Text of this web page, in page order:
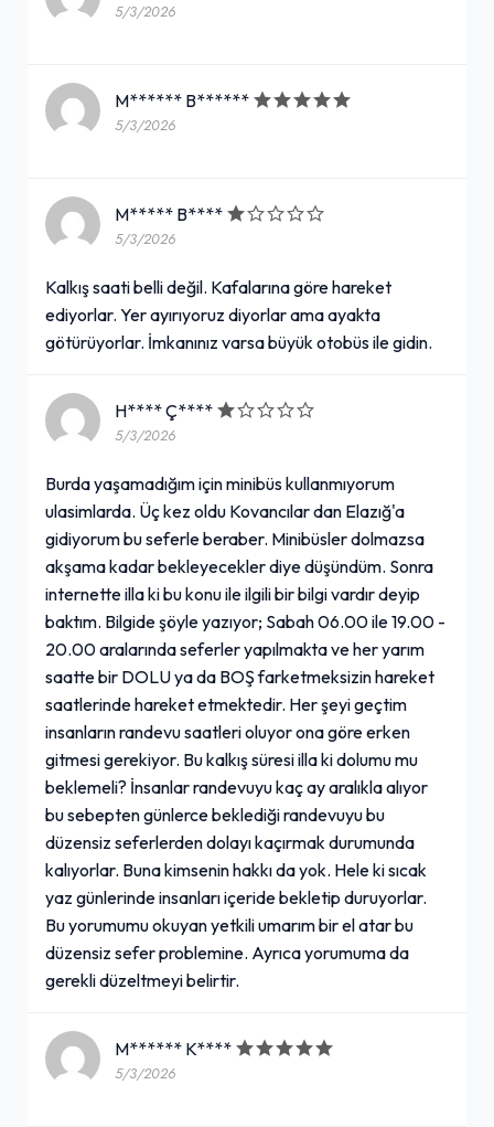
5/3/2026
M****** B******
5/3/2026
M***** B****
5/3/2026
Kalkış saati belli değil. Kafalarına göre hareket
ediyorlar. Yer ayırıyoruz diyorlar ama ayakta
götürüyorlar. İmkanınız varsa büyük otobüs ile gidin.
H**** Ç****
5/3/2026
Burda yaşamadığım için minibüs kullanmıyorum
ulasimlarda. Üç kez oldu Kovancılar dan Elazığ'a
gidiyorum bu seferle beraber. Minibüsler dolmazsa
akşama kadar bekleyecekler diye düşündüm. Sonra
internette illa ki bu konu ile ilgili bir bilgi vardır deyip
baktım. Bilgide şöyle yazıyor; Sabah 06.00 ile 19.00 -
20.00 aralarında seferler yapılmakta ve her yarım
saatte bir DOLU ya da BOŞ farketmeksizin hareket
saatlerinde hareket etmektedir. Her şeyi geçtim
insanların randevu saatleri oluyor ona göre erken
gitmesi gerekiyor. Bu kalkış süresi illa ki dolumu mu
beklemeli? İnsanlar randevuyu kaç ay aralıkla alıyor
bu sebepten günlerce beklediği randevuyu bu
düzensiz seferlerden dolayı kaçırmak durumunda
kalıyorlar. Buna kimsenin hakkı da yok. Hele ki sıcak
yaz günlerinde insanları içeride bekletip duruyorlar.
Bu yorumumu okuyan yetkili umarım bir el atar bu
düzensiz sefer problemine. Ayrıca yorumuma da
gerekli düzeltmeyi belirtir.
M****** K****
5/3/2026